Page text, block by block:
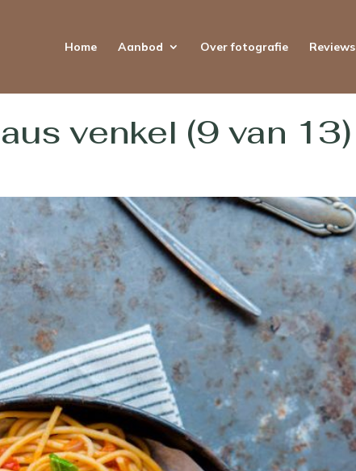
Home Aanbod Over fotografie Reviews
venkel (9 van 13)